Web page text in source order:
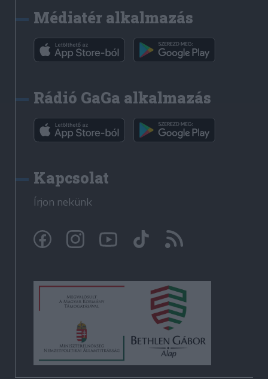
Médiatér alkalmazás
Rádió GaGa alkalmazás
Kapcsolat
Írjon nekünk